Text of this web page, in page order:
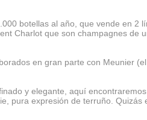
botellas al año, que vende en 2
Charlot que son champagnes de
en gran parte con Meunier
y elegante, aquí
pura expresión de terruño. Quizás